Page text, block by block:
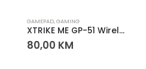
GAMEPAD,GAMING
XTRIKE ME GP-51 Wireless Gamepad – Bežični Kontroler PS4 / PC / Android
80,00 KM